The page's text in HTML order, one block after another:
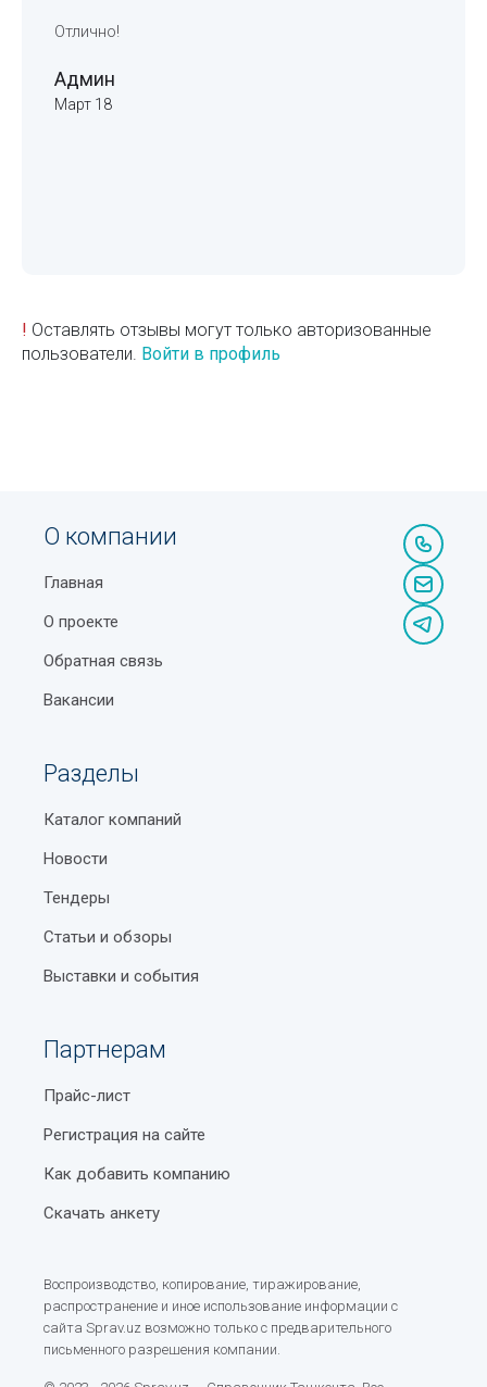
Отлично!
Админ
Март 18
! Оставлять отзывы могут только авторизованные
пользователи. Войти в профиль
О компании
Главная
О проекте
Обратная связь
Вакансии
Разделы
Каталог компаний
Новости
Тендеры
Статьи и обзоры
Выставки и события
Партнерам
Прайс-лист
Регистрация на сайте
Как добавить компанию
Скачать анкету
Воспроизводство, копирование, тиражирование,
распространение и иное использование информации с
сайта Sprav.uz возможно только с предварительного
письменного разрешения компании.